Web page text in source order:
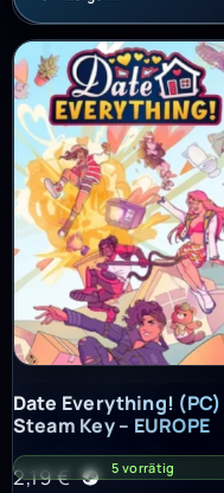
Date Everything! (PC) –
Date Everything! (PC)
Steam Key – EUROPE
2,19€ 5 vorrätig